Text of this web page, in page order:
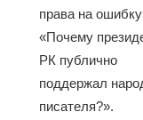
права на
«Почему
РК публично
поддержал
писателя?».